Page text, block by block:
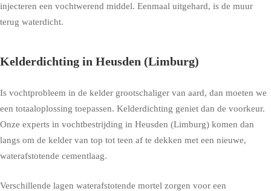
injecteren een vochtwerend middel. Eenmaal uitgehard, is de muur
terug waterdicht.
Kelderdichting in Heusden (Limburg)
Is vochtprobleem in de kelder grootschaliger van aard, dan moeten we
een totaaloplossing toepassen. Kelderdichting geniet dan de voorkeur.
Onze experts in vochtbestrijding in Heusden (Limburg) komen dan
langs om de kelder van top tot teen af te dekken met een nieuwe,
waterafstotende cementlaag.
Verschillende lagen waterafstotende mortel zorgen voor een